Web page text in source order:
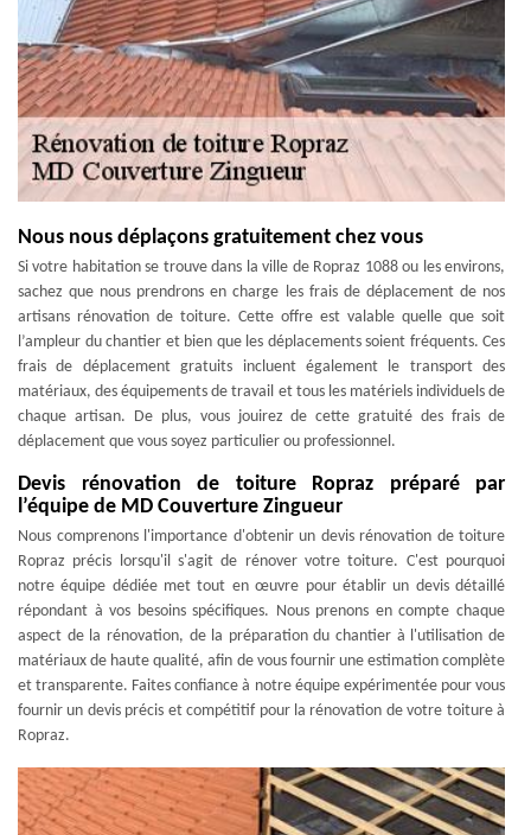
Nous nous déplaçons gratuitement chez vous
Si votre habitation se trouve dans la ville de Ropraz 1088 ou les environs,
sachez que nous prendrons en charge les frais de déplacement de nos
artisans rénovation de toiture. Cette offre est valable quelle que soit
l’ampleur du chantier et bien que les déplacements soient fréquents. Ces
frais de déplacement gratuits incluent également le transport des
matériaux, des équipements de travail et tous les matériels individuels de
chaque artisan. De plus, vous jouirez de cette gratuité des frais de
déplacement que vous soyez particulier ou professionnel.
Devis rénovation de toiture Ropraz préparé par
l’équipe de MD Couverture Zingueur
Nous comprenons l'importance d'obtenir un devis rénovation de toiture
Ropraz précis lorsqu'il s'agit de rénover votre toiture. C'est pourquoi
notre équipe dédiée met tout en œuvre pour établir un devis détaillé
répondant à vos besoins spécifiques. Nous prenons en compte chaque
aspect de la rénovation, de la préparation du chantier à l'utilisation de
matériaux de haute qualité, afin de vous fournir une estimation complète
et transparente. Faites confiance à notre équipe expérimentée pour vous
fournir un devis précis et compétitif pour la rénovation de votre toiture à
Ropraz.